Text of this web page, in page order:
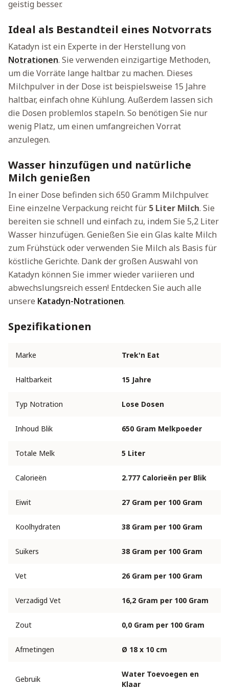
geistig besser.
Ideal als Bestandteil eines Notvorrats
Katadyn ist ein Experte in der Herstellung von
Notrationen. Sie verwenden einzigartige Methoden,
um die Vorräte lange haltbar zu machen. Dieses
Milchpulver in der Dose ist beispielsweise 15 Jahre
haltbar, einfach ohne Kühlung. Außerdem lassen sich
die Dosen problemlos stapeln. So benötigen Sie nur
wenig Platz, um einen umfangreichen Vorrat
anzulegen.
Wasser hinzufügen und natürliche
Milch genießen
In einer Dose befinden sich 650 Gramm Milchpulver.
Eine einzelne Verpackung reicht für 5 Liter Milch. Sie
bereiten sie schnell und einfach zu, indem Sie 5,2 Liter
Wasser hinzufügen. Genießen Sie ein Glas kalte Milch
zum Frühstück oder verwenden Sie Milch als Basis für
köstliche Gerichte. Dank der großen Auswahl von
Katadyn können Sie immer wieder variieren und
abwechslungsreich essen! Entdecken Sie auch alle
unsere Katadyn-Notrationen.
Spezifikationen
Marke Trek'n Eat
Haltbarkeit 15 Jahre
Typ Notration Lose Dosen
Inhoud Blik 650 Gram Melkpoeder
Totale Melk 5 Liter
Calorieën 2.777 Calorieën per Blik
Eiwit 27 Gram per 100 Gram
Koolhydraten 38 Gram per 100 Gram
Suikers 38 Gram per 100 Gram
Vet 26 Gram per 100 Gram
Verzadigd Vet 16,2 Gram per 100 Gram
Zout 0,0 Gram per 100 Gram
Afmetingen Ø 18 x 10 cm
Gebruik
Water Toevoegen en
Klaar